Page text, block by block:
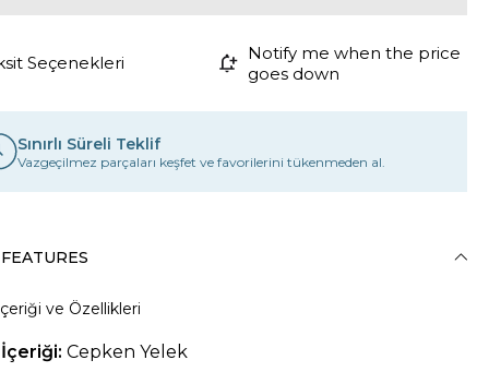
Seçenekleri
Notify me when the price
goes down
Sınırlı Süreli Teklif
Vazgeçilmez parçaları keşfet ve favorilerini tükenmeden al.
ve Özellikleri
Cepken Yelek